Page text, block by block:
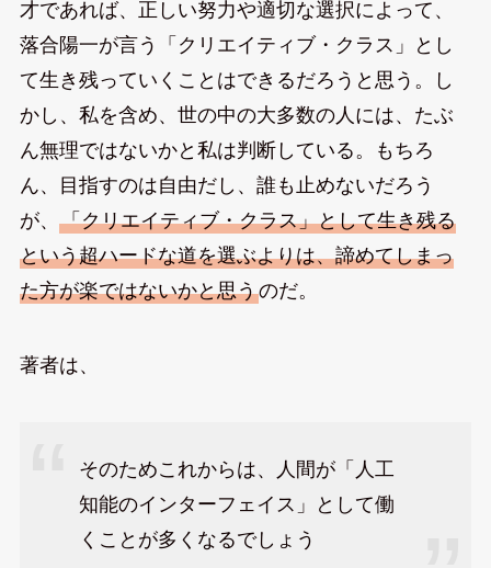
才であれば、正しい努力や適切な選択によって、
落合陽一が言う「クリエイティブ・クラス」とし
て生き残っていくことはできるだろうと思う。し
かし、私を含め、世の中の大多数の人には、たぶ
ん無理ではないかと私は判断している。もちろ
ん、目指すのは自由だし、誰も止めないだろう
が、 「クリエイティブ・クラス」として生き残る
という超ハードな道を選ぶよりは、諦めてしまっ
た方が楽ではないかと思うのだ。
著者は、
そのためこれからは、人間が「人工
知能のインターフェイス」として働
くことが多くなるでしょう